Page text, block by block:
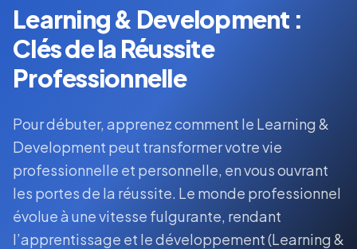
Learning & Development :
Clés de la Réussite
Professionnelle
Pour débuter, apprenez comment le Learning &
Development peut transformer votre vie
professionnelle et personnelle, en vous ouvrant
les portes de la réussite. Le monde professionnel
évolue à une vitesse fulgurante, rendant
l’apprentissage et le développement (Learning &